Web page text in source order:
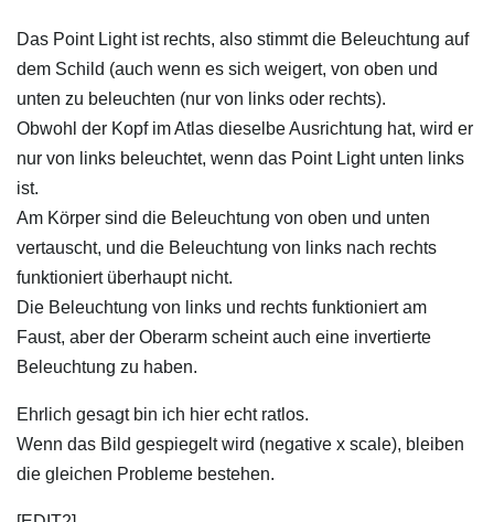
Das Point Light ist rechts, also stimmt die Beleuchtung auf
dem Schild (auch wenn es sich weigert, von oben und
unten zu beleuchten (nur von links oder rechts).
Obwohl der Kopf im Atlas dieselbe Ausrichtung hat, wird er
nur von links beleuchtet, wenn das Point Light unten links
ist.
Am Körper sind die Beleuchtung von oben und unten
vertauscht, und die Beleuchtung von links nach rechts
funktioniert überhaupt nicht.
Die Beleuchtung von links und rechts funktioniert am
Faust, aber der Oberarm scheint auch eine invertierte
Beleuchtung zu haben.
Ehrlich gesagt bin ich hier echt ratlos.
Wenn das Bild gespiegelt wird (negative x scale), bleiben
die gleichen Probleme bestehen.